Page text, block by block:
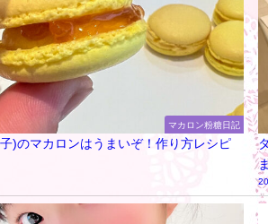
マカロン粉糖日記
)のマカロンはうまいぞ！作り方レシピ